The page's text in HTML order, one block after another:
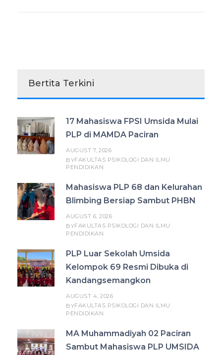
Bertita Terkini
17 Mahasiswa FPSI Umsida Mulai
PLP di MAMDA Paciran
AUGUST 7, 2026
BYFAKULTAS PSIKOLOGI DAN ILMU
PENDIDIKAN
Mahasiswa PLP 68 dan Kelurahan
Blimbing Bersiap Sambut PHBN
AUGUST 6, 2026
BYFAKULTAS PSIKOLOGI DAN ILMU
PENDIDIKAN
PLP Luar Sekolah Umsida
Kelompok 69 Resmi Dibuka di
Kandangsemangkon
AUGUST 4, 2026
BYFAKULTAS PSIKOLOGI DAN ILMU
PENDIDIKAN
MA Muhammadiyah 02 Paciran
Sambut Mahasiswa PLP UMSIDA